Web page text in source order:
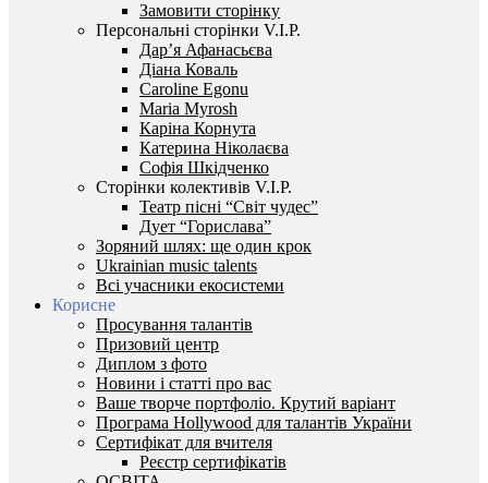
Замовити сторінку
Персональні сторінки V.I.P.
Дар’я Афанасьєва
Діана Коваль
Caroline Egonu
Maria Myrosh
Каріна Корнута
Катерина Ніколаєва
Софія Шкідченко
Сторінки колективів V.I.P.
Театр пісні “Світ чудес”
Дует “Горислава”
Зоряний шлях: ще один крок
Ukrainian music talents
Всі учасники екосистеми
Корисне
Просування талантів
Призовий центр
Диплом з фото
Новини і статті про вас
Ваше творче портфоліо. Крутий варіант
Програма Hollywood для талантів України
Сертифікат для вчителя
Реєстр сертифікатів